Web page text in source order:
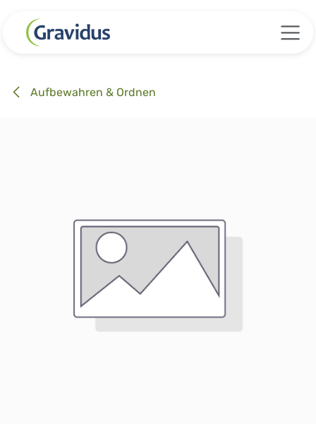
Aufbewahren & Ordnen